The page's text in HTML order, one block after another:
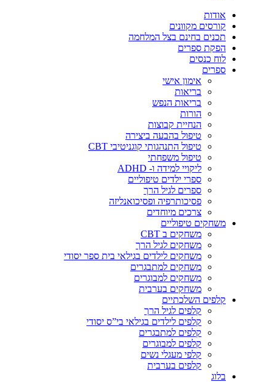
אודות
קורסים מקוונים
תכנים בחינם בצל המלחמה
הפקת ספרים
לוח כנסים
ספרים
אימון אישי
בריאות
בריאות הנפש
הורות
הנחיית קבוצות
טיפול בהבעה ביצירה
טיפול התנהגותי קוגניטיבי CBT
טיפול משפחתי
ליקויי למידה ו- ADHD
ספרי ילדים טיפוליים
ספרים לגיל הרך
פסיכותרפיה ופסיכואנליזה
צרכים מיוחדים
משחקים טיפוליים
משחקים ב CBT
משחקים לגיל הרך
משחקים לילדים בגילאי בית ספר יסודי
משחקים למתבגרים
משחקים למבוגרים
משחקים בערבית
קלפים השלכתיים
קלפים לגיל הרך
קלפים לילדים בגילאי בי”ס יסודי
קלפים למתבגרים
קלפים למבוגרים
קלפי מעגלי נשים
קלפים בערבית
בלוג